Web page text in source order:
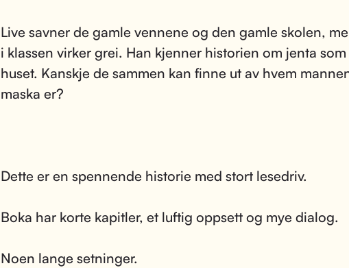
Live savner de gamle vennene og den gamle skolen,
i klassen virker grei. Han kjenner historien om jenta
huset. Kanskje de sammen kan finne ut av hvem
maska er?
Dette er en spennende historie med stort lesedriv.
Boka har korte kapitler, et luftig oppsett og mye dialog.
Noen lange setninger.